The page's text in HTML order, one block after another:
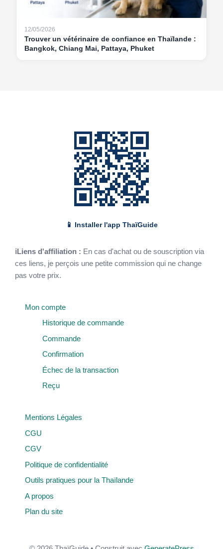
12/05/2026
Trouver un vétérinaire de confiance en Thaïlande :
Bangkok, Chiang Mai, Pattaya, Phuket
📱 Installer l'app ThaïGuide
ℹLiens d'affiliation : En cas d'achat ou de souscription via
ces liens, je perçois une petite commission qui ne change
pas votre prix.
Mon compte
Historique de commande
Commande
Confirmation
Échec de la transaction
Reçu
Mentions Légales
CGU
CGV
Politique de confidentialité
Outils pratiques pour la Thaïlande
A propos
Plan du site